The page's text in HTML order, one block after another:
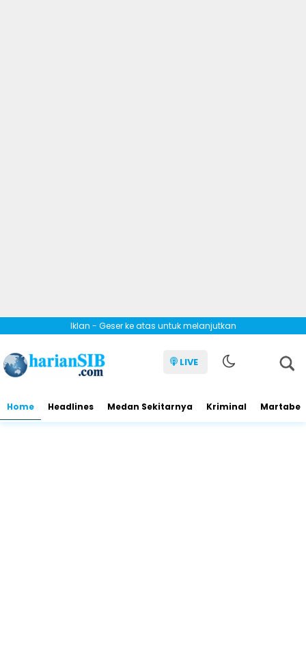
Iklan - Geser ke atas untuk melanjutkan
LIVE
Home Headlines Medan Sekitarnya Kriminal Martabe